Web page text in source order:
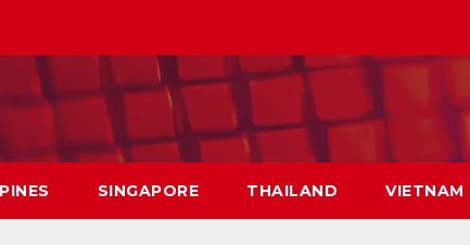
SINGAPORE THAILAND VIETNAM